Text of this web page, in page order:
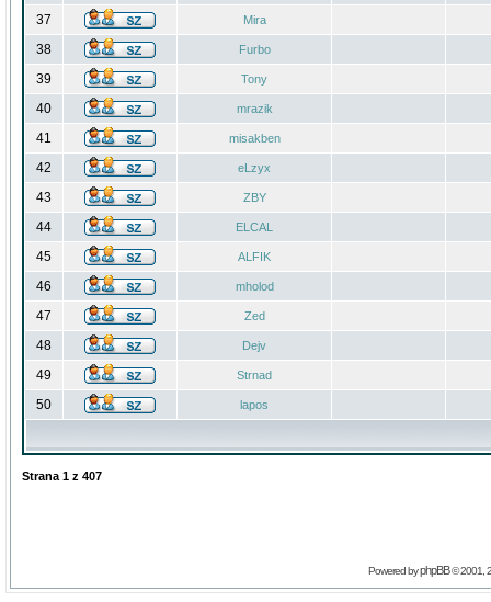
37 Mira
38 Furbo
39 Tony
40 mrazik
41 misakben
42 eLzyx
43 ZBY
44 ELCAL
45 ALFIK
46 mholod
47 Zed
48 Dejv
49 Strnad
50 lapos
Strana 1 z 407
Powered byphpBB© 2001,